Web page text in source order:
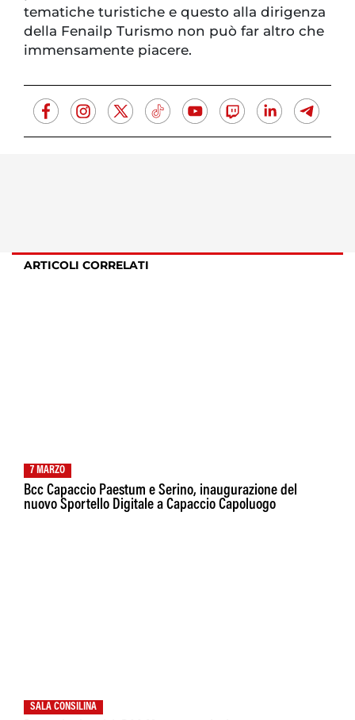
tematiche turistiche e questo alla dirigenza
della Fenailp Turismo non può far altro che
immensamente piacere.
ARTICOLI CORRELATI
7 MARZO
Bcc Capaccio Paestum e Serino, inaugurazione del
nuovo Sportello Digitale a Capaccio Capoluogo
SALA CONSILINA